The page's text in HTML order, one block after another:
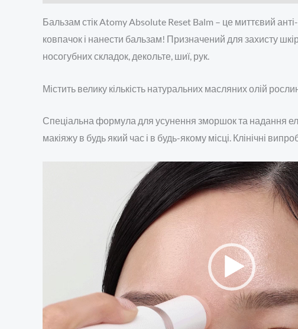
Бальзам стік Atomy Absolute Reset Balm – це миттєвий
ковпачок і нанести бальзам! Призначений для захисту
носогубних складок, декольте, шиї, рук.
Містить велику кількість натуральних масляних олій
Спеціальна формула для усунення зморшок та надання
макіяжу в будь який час і в будь-якому місці. Клінічні